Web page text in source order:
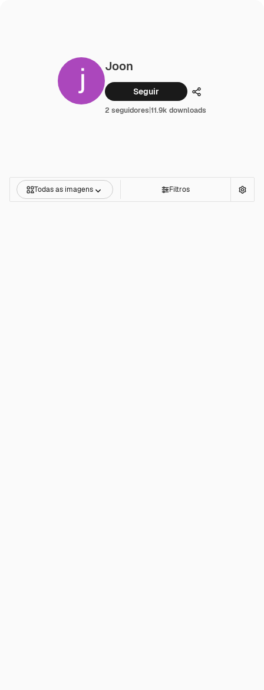
Joon
Seguir Compartilhar
2 seguidores|11.9k downloads
Todas as imagens Filtros